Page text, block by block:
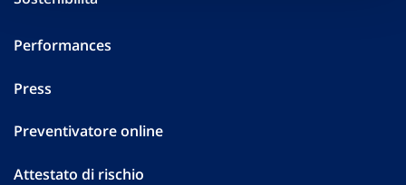
Performances
Press
Preventivatore online
Attestato di rischio